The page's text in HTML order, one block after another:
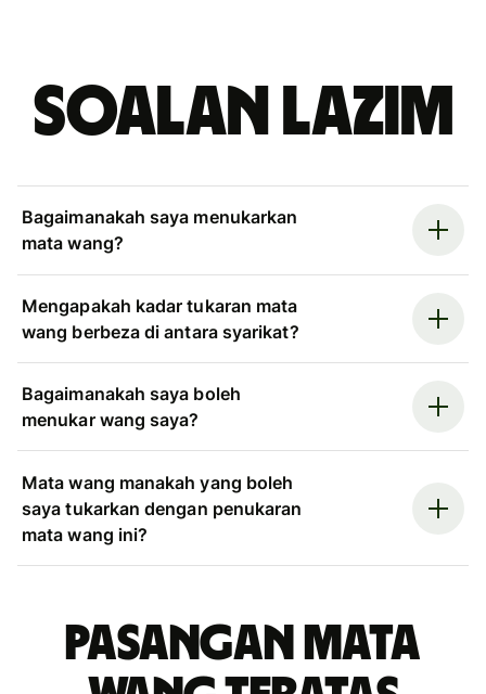
Soalan Lazim
Bagaimanakah saya menukarkan
mata wang?
Mengapakah kadar tukaran mata
wang berbeza di antara syarikat?
Bagaimanakah saya boleh
menukar wang saya?
Mata wang manakah yang boleh
saya tukarkan dengan penukaran
mata wang ini?
Pasangan mata